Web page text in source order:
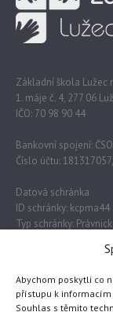
Abychom poskytli co
přístupu k
Souhlas s těmito
Základní škola Lužec
1. máje č. 4, 277 06
IČO: 70 98 90 44
Bankovní spojení:
Číslo účtu:
Datová schránka
ID schránky: kcpma44
Typ schránky: